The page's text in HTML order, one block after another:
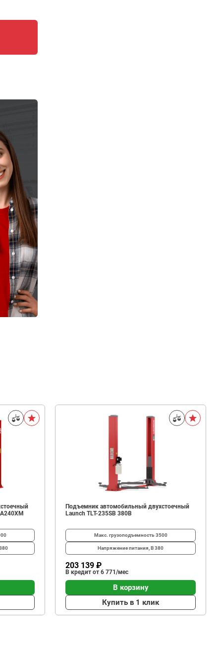
Подъемник автомобильный двухстоечный
Launch TLT-235SB 380B
Макс. грузоподъемность3500
Напряжение питания, В380
203 139 ₽
В кредит от 6 771/мес
В корзину
Купить в 1 клик